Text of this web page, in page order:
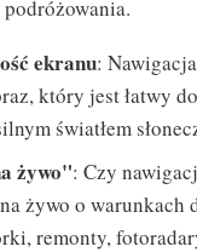
ekranu:
który jest łatwy
światłem
żywo": Czy
żywo o warunkach
remonty,